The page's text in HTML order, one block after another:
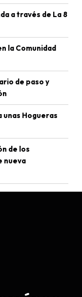
a través de La 8
la Comunidad
de paso y
Hogueras
de los
nueva